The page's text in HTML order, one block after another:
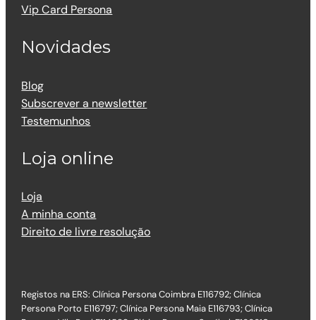
Vip Card Persona
Novidades
Blog
Subscrever a newsletter
Testemunhos
Loja online
Loja
A minha conta
Direito de livre resolução
Registos na ERS: Clínica Persona Coimbra E116792; Clínica
Persona Porto E116797; Clínica Persona Maia E116793; Clínica